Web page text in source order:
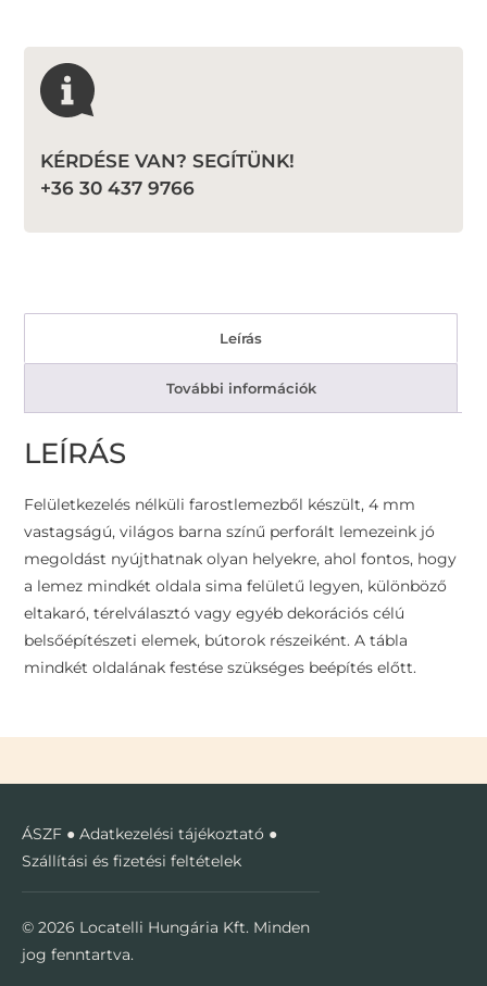
KÉRDÉSE VAN? SEGÍTÜNK!
+36 30 437 9766
Leírás
További információk
LEÍRÁS
Felületkezelés nélküli farostlemezből készült, 4 mm
vastagságú, világos barna színű perforált lemezeink jó
megoldást nyújthatnak olyan helyekre, ahol fontos, hogy
a lemez mindkét oldala sima felületű legyen, különböző
eltakaró, térelválasztó vagy egyéb dekorációs célú
belsőépítészeti elemek, bútorok részeiként. A tábla
mindkét oldalának festése szükséges beépítés előtt.
ÁSZF ● Adatkezelési tájékoztató ●
Szállítási és fizetési feltételek
© 2026 Locatelli Hungária Kft. Minden
jog fenntartva.